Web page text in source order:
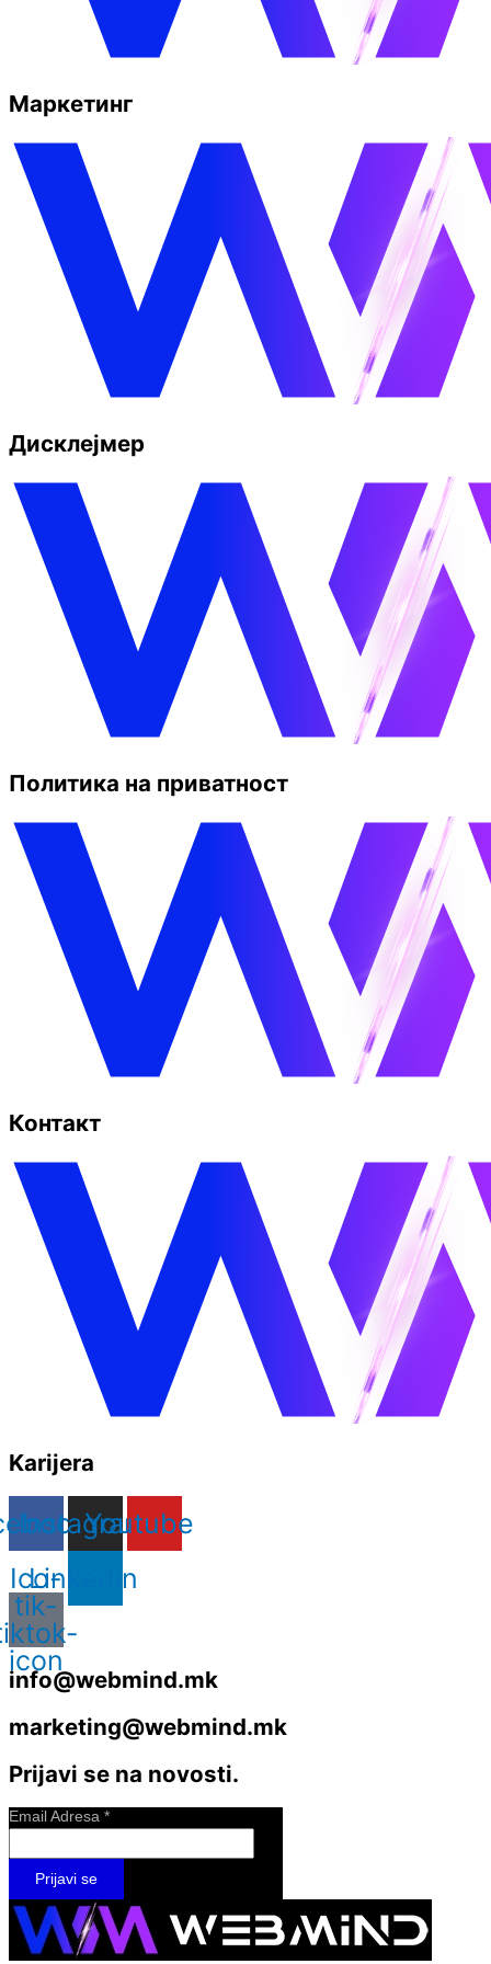
Маркетинг
Дисклејмер
Политика на приватност
Контакт
Karijera
Instagram
Youtube
Ico-
tik-
icon
Linkedin
info@webmind.mk
marketing@webmind.mk
Prijavi se na novosti.
Email Adresa *